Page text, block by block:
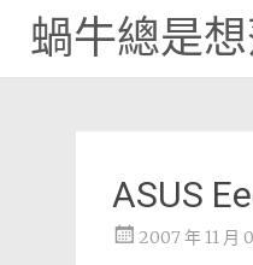
蝸牛總是
ASUS
2007 年 11 月